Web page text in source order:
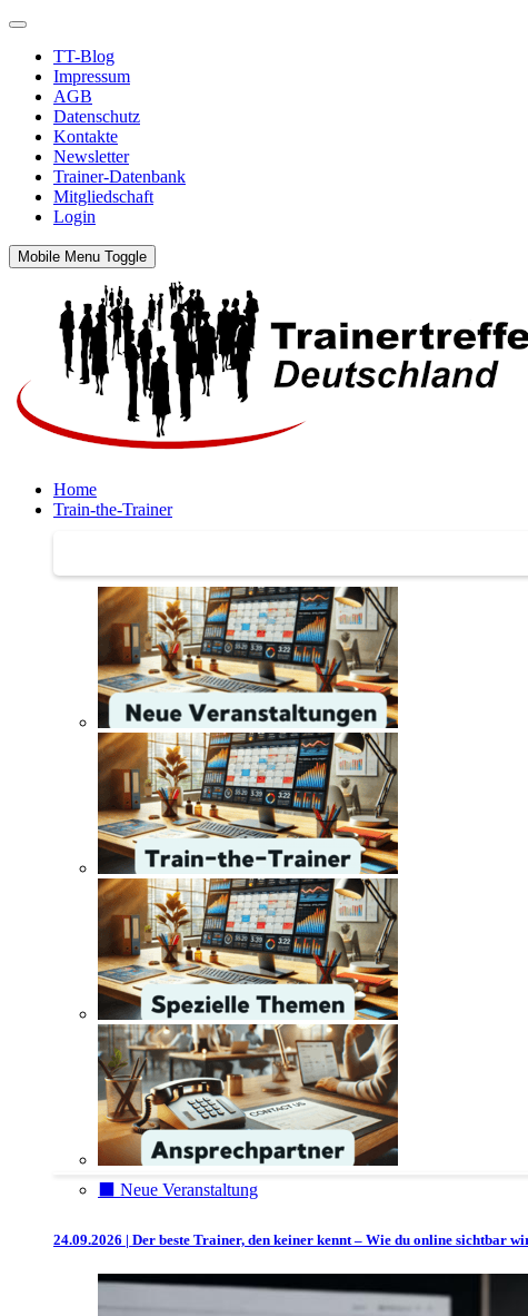
TT-Blog
Impressum
AGB
Datenschutz
Kontakte
Newsletter
Trainer-Datenbank
Mitgliedschaft
Login
Mobile Menu Toggle
Home
Train-the-Trainer
⬛️ Neue Veranstaltung
24.09.2026 | Der beste Trainer, den keiner kennt – Wie du online sichtbar